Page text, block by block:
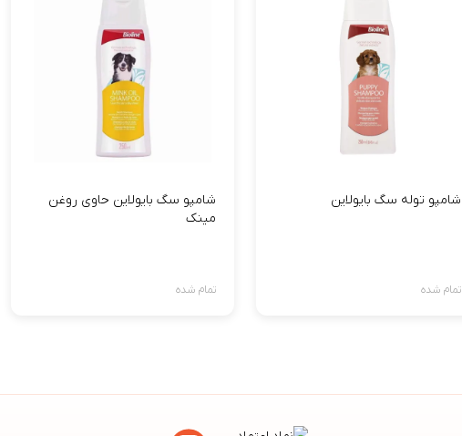
شامپو توله سگ بایولاین
تمام شده
شامپو سگ بایولاین حاوی روغن
مینک
تمام شده